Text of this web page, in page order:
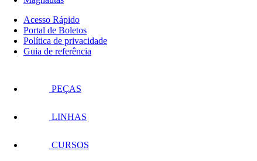
Acesso Rápido
Portal de Boletos
Política de privacidade
Guia de referência
PEÇAS
LINHAS
CURSOS